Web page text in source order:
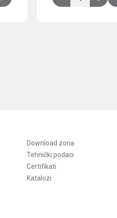
Download zona
Tehnički podaci
Certifikati
Katalozi